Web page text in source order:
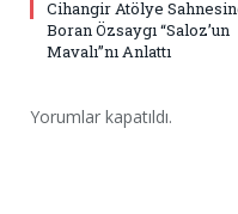
Cihangir Atölye
Boran Özsaygı “Saloz’un
Mavalı”nı Anlattı
Yorumlar kapatıldı.